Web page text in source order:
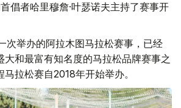
倡者哈里穆詹·叶瑟诺夫主持了赛事开
次举办的阿拉木图马拉松赛事，已经
大和最富有知名度的马拉松品牌赛事之
拉松赛自2018年开始举办。